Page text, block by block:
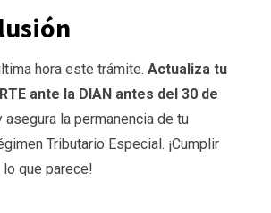
hora este trámite. Actualiza tu
ante la DIAN antes del 30 de
asegura la permanencia de tu
Tributario Especial. ¡Cumplir
que parece!